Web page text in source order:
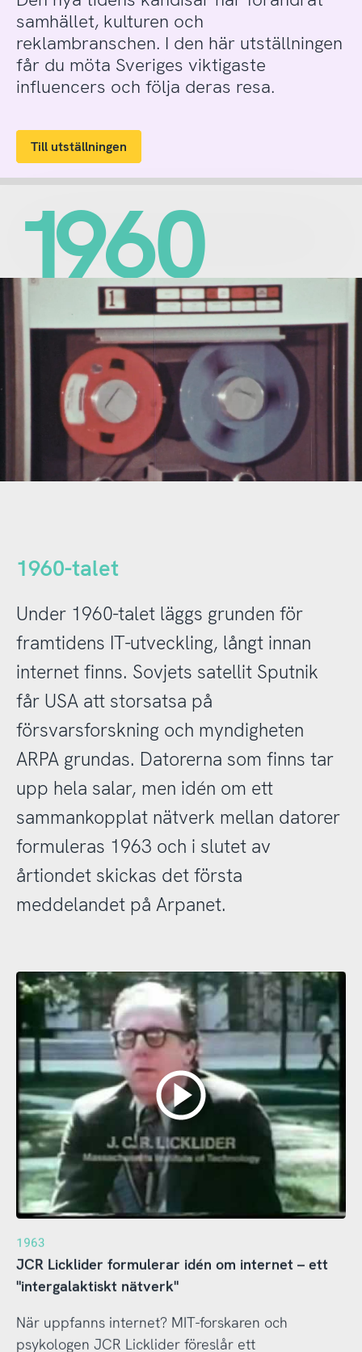
samhället, kulturen och
reklambranschen. I den här utställningen
får du möta Sveriges viktigaste
influencers och följa deras resa.
Till utställningen
1960
1960-talet
Under 1960-talet läggs grunden för
framtidens IT-utveckling, långt innan
internet finns. Sovjets satellit Sputnik
får USA att storsatsa på
försvarsforskning och myndigheten
ARPA grundas. Datorerna som finns tar
upp hela salar, men idén om ett
sammankopplat nätverk mellan datorer
formuleras 1963 och i slutet av
årtiondet skickas det första
meddelandet på Arpanet.
1963
JCR Licklider formulerar idén om internet – ett
"intergalaktiskt nätverk"
När uppfanns internet? MIT-forskaren och
psykologen JCR Licklider föreslår ett